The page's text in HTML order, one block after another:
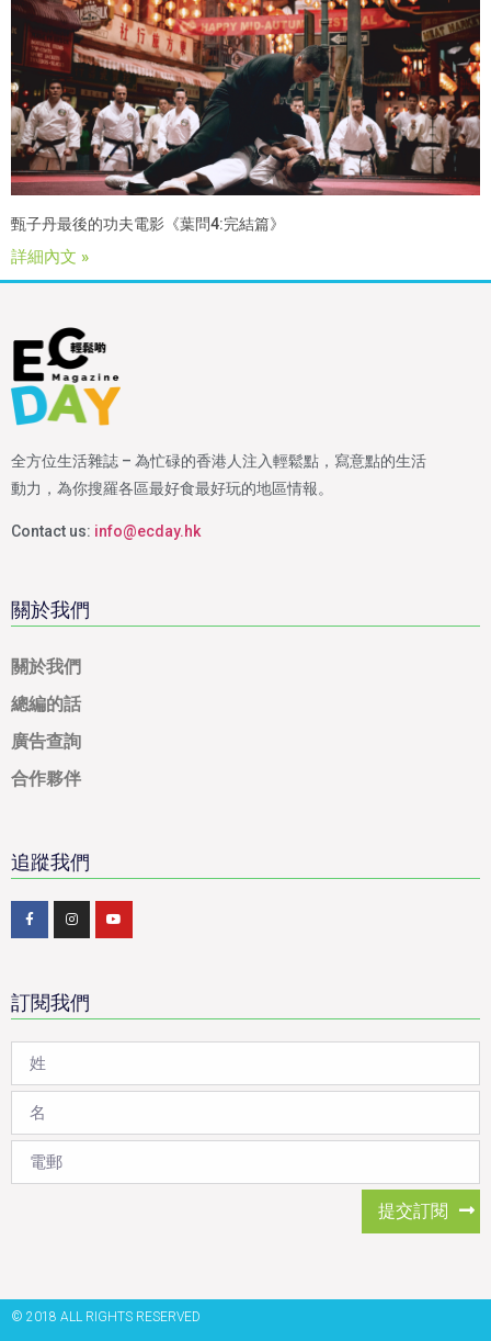
甄子丹最後的功夫電影《葉問4:完結篇》
詳細內文 »
全方位生活雜誌 – 為忙碌的香港人注入輕鬆點，寫意點的生活
動力，為你搜羅各區最好食最好玩的地區情報。
Contact us: info@ecday.hk
關於我們
關於我們
總編的話
廣告查詢
合作夥伴
追蹤我們
訂閱我們
提交訂閱
© 2018 ALL RIGHTS RESERVED​